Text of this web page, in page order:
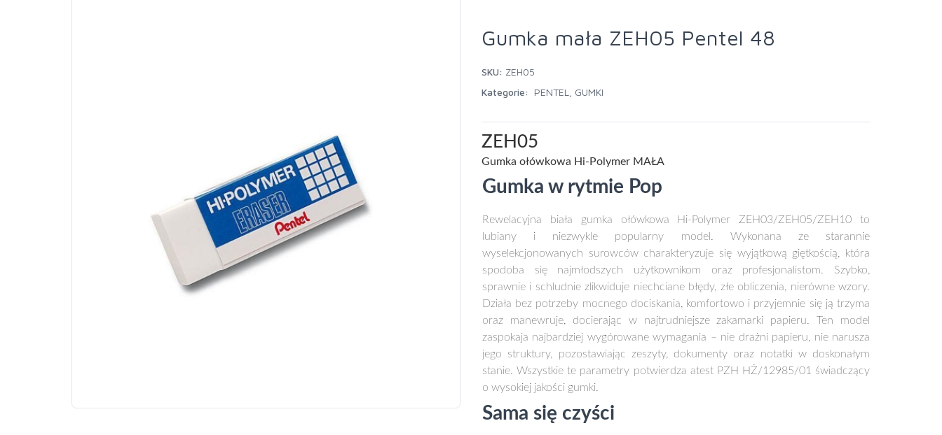
Gumka mała ZEH05 Pentel 48
SKU: ZEH05
Kategorie:
PENTEL GUMKI
ZEH05
Gumka ołówkowa Hi-Polymer MAŁA
Gumka w rytmie Pop
Rewelacyjna biała gumka ołówkowa Hi-Polymer ZEH03/ZEH05/ZEH10 to
lubiany i niezwykle popularny model. Wykonana ze starannie
wyselekcjonowanych surowców charakteryzuje się wyjątkową giętkością, która
spodoba się najmłodszych użytkownikom oraz profesjonalistom. Szybko,
sprawnie i schludnie zlikwiduje niechciane błędy, złe obliczenia, nierówne wzory.
Działa bez potrzeby mocnego dociskania, komfortowo i przyjemnie się ją trzyma
oraz manewruje, docierając w najtrudniejsze zakamarki papieru. Ten model
zaspokaja najbardziej wygórowane wymagania – nie drażni papieru, nie narusza
jego struktury, pozostawiając zeszyty, dokumenty oraz notatki w doskonałym
stanie. Wszystkie te parametry potwierdza atest PZH HŻ/12985/01 świadczący
o wysokiej jakości gumki.
Sama się czyści